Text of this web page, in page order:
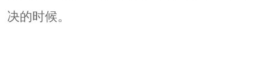
决的时候。